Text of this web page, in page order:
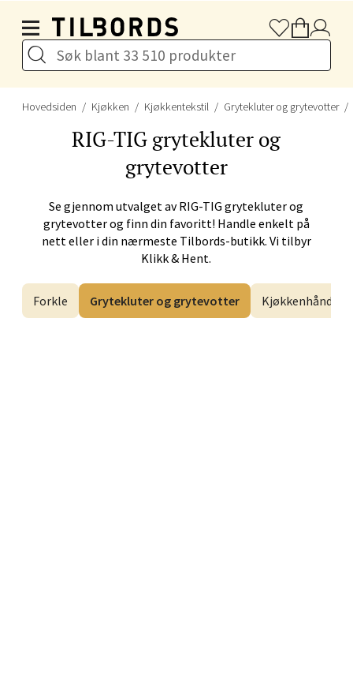
Hovedsiden Kjøkken Kjøkkentekstil Grytekluter og grytevotter
RIG-TIG grytekluter og
grytevotter
Se gjennom utvalget avRIG-TIG grytekluter og
grytevotter og finn din favoritt! Handle enkelt på
nett eller i din nærmeste Tilbords-butikk. Vi tilbyr
Klikk & Hent.
Forkle Grytekluter og grytevotter
Stavanger og Sandnes -
Herbarium
Lars Hertervigs gate 6, 4005 Stavanger
Åpent i dag 10-20
Velg
Bergen - Horisont
Myrdalsvegen 2, 5130 Nyborg